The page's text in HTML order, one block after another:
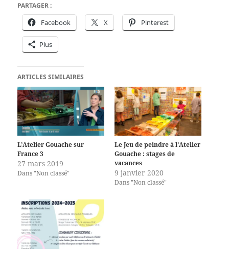
PARTAGER :
Facebook X Pinterest
Plus
ARTICLES SIMILAIRES
L’Atelier Gouache sur
France 3
27 mars 2019
Dans "Non classé"
Le Jeu de peindre à l’Atelier
Gouache : stages de
vacances
9 janvier 2020
Dans "Non classé"